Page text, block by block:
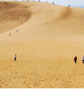
Công nghệ
Tin Công nghệ
Trải nghiệm
Chuyển đổi số